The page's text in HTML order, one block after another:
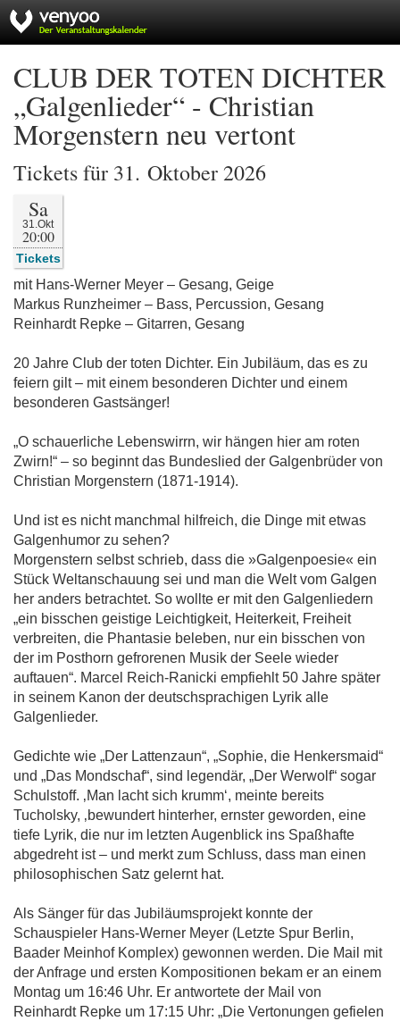
CLUB DER TOTEN DICHTER
„Galgenlieder“ - Christian
Morgenstern neu vertont
Tickets für 31. Oktober 2026
Sa
31.Okt
20:00
Tickets
mit Hans-Werner Meyer – Gesang, Geige
Markus Runzheimer – Bass, Percussion, Gesang
Reinhardt Repke – Gitarren, Gesang
20 Jahre Club der toten Dichter. Ein Jubiläum, das es zu
feiern gilt – mit einem besonderen Dichter und einem
besonderen Gastsänger!
„O schauerliche Lebenswirrn, wir hängen hier am roten
Zwirn!“ – so beginnt das Bundeslied der Galgenbrüder von
Christian Morgenstern (1871-1914).
Und ist es nicht manchmal hilfreich, die Dinge mit etwas
Galgenhumor zu sehen?
Morgenstern selbst schrieb, dass die »Galgenpoesie« ein
Stück Weltanschauung sei und man die Welt vom Galgen
her anders betrachtet. So wollte er mit den Galgenliedern
„ein bisschen geistige Leichtigkeit, Heiterkeit, Freiheit
verbreiten, die Phantasie beleben, nur ein bisschen von
der im Posthorn gefrorenen Musik der Seele wieder
auftauen“. Marcel Reich-Ranicki empfiehlt 50 Jahre später
in seinem Kanon der deutschsprachigen Lyrik alle
Galgenlieder.
Gedichte wie „Der Lattenzaun“, „Sophie, die Henkersmaid“
und „Das Mondschaf“, sind legendär, „Der Werwolf“ sogar
Schulstoff. ‚Man lacht sich krumm‘, meinte bereits
Tucholsky, ‚bewundert hinterher, ernster geworden, eine
tiefe Lyrik, die nur im letzten Augenblick ins Spaßhafte
abgedreht ist – und merkt zum Schluss, dass man einen
philosophischen Satz gelernt hat.
Als Sänger für das Jubiläumsprojekt konnte der
Schauspieler Hans-Werner Meyer (Letzte Spur Berlin,
Baader Meinhof Komplex) gewonnen werden. Die Mail mit
der Anfrage und ersten Kompositionen bekam er an einem
Montag um 16:46 Uhr. Er antwortete der Mail von
Reinhardt Repke um 17:15 Uhr: „Die Vertonungen gefielen